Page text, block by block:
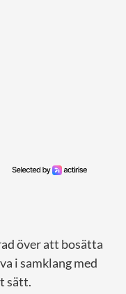
över att bosätta
i samklang med
sätt.